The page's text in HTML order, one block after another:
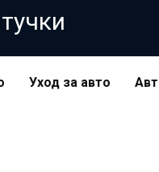
Уход за авто